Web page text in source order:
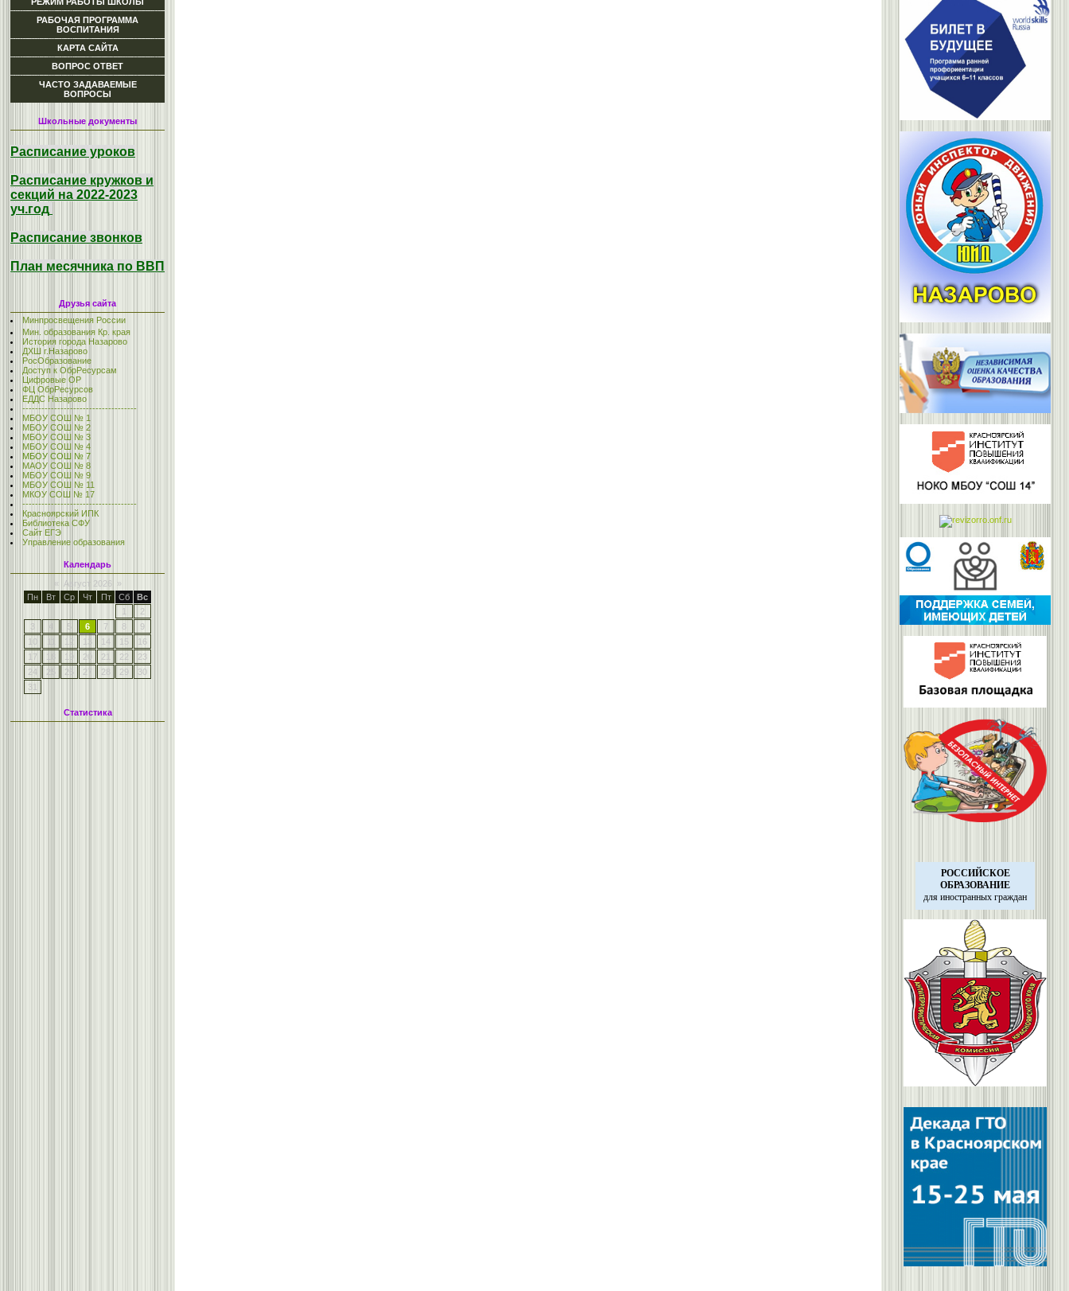
РАБОЧАЯ ПРОГРАММА
ВОСПИТАНИЯ
КАРТА САЙТА
ВОПРОС ОТВЕТ
ЧАСТО ЗАДАВАЕМЫЕ
ВОПРОСЫ
Школьные документы
Расписание уроков
Расписание кружков и
секций на 2022-2023
уч.год
Расписание звонков
План месячника по ВВП
Друзья сайта
Минпросвещения России
Мин. образования Кр. края
История города Назарово
ДХШ г.Назарово
РосОбразование
Доступ к ОбрРесурсам
Цифровые ОР
ФЦ ОбрРесурсов
ЕДДС Назарово
------------------------------------
МБОУ СОШ № 1
МБОУ СОШ № 2
МБОУ СОШ № 3
МБОУ СОШ № 4
МБОУ СОШ № 7
МАОУ СОШ № 8
МБОУ СОШ № 9
МБОУ СОШ № 11
МКОУ СОШ № 17
------------------------------------
Красноярский ИПК
Библиотека СФУ
Сайт ЕГЭ
Управление образования
Календарь
«
Август 2026
»
Пн
Вт Ср Чт Пт Сб
Вс
1
2
3
4 5 6 7 8
9
10
11 12 13 14 15
16
17
18 19 20 21 22
23
24
25 26 27 28 29
30
31
Статистика
РОССИЙСКОЕ
ОБРАЗОВАНИЕ
для иностранных граждан